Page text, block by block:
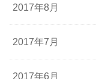
2017年8月
2017年7月
2017年6月